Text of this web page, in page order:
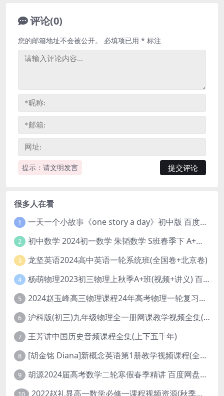
评论(0)
提示：请文明发言
您的邮箱地址不会被公开。 必填项已用 * 标注
很多人在看
1 一天一个小故事《one story a day》初中版 百度网盘分享下载
2 初中数学 2024初一数学 朱韬数学 S班春季下 A+班春季下 百度云网盘
3 龙坚英语2024高中英语一轮系统班(全国卷+北京卷)
4 杨萌物理2023初三物理上秋季A+班(视频+讲义) 百度网盘分享
5 2024赵玉峰高三物理课程24年高考物理一轮复习网课教程
6 沪科版(初三)九年级物理全一册网课教学视频全集(录播版 杜春雨 66讲)
7 王芳讲中国历史音频课程全集(上下五千年)
8 [胡金铭 Diana]新概念英语第1册教学视频课程(全集 百度网盘下载)
9 胡源2024届高考数学二轮寒假春季精讲 百度网盘分享
10 2022赵礼显高一数学必修一课程视频资源(秋季班 含讲义)百度网盘云